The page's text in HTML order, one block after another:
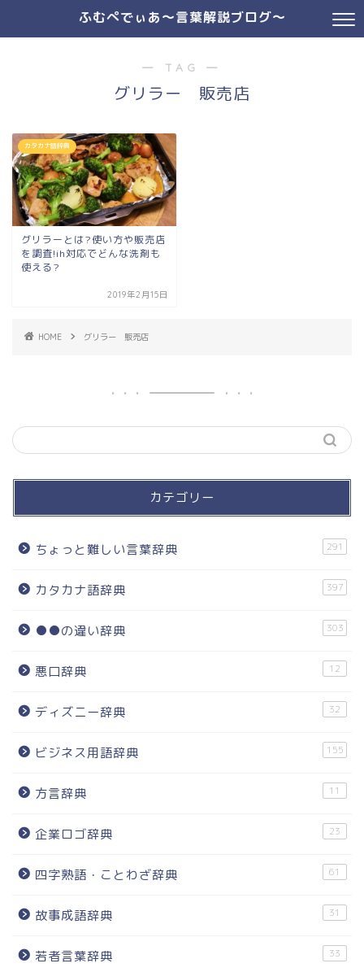
ふむぺでぃあ～言葉解説ブログ～
― TAG ―
グリラー 販売店
カタカナ語辞典
グリラーとは?使い方や販売店
を調査!ih対応でどんな洗剤も
使える?
2019年2月15日
HOME グリラー 販売店
カテゴリー
ちょっと難しい言葉辞典 291
カタカナ語辞典 397
●●の違い辞典 303
悪口辞典 12
ディズニー辞典 32
ビジネス用語辞典 155
方言辞典 11
企業ロゴ辞典 23
四字熟語・ことわざ辞典 61
故事成語辞典 31
若者言葉辞典 33